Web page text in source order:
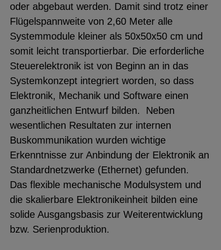
oder abgebaut werden. Damit sind trotz einer
Flügelspannweite von 2,60 Meter alle
Systemmodule kleiner als 50x50x50 cm und
somit leicht transportierbar. Die erforderliche
Steuerelektronik ist von Beginn an in das
Systemkonzept integriert worden, so dass
Elektronik, Mechanik und Software einen
ganzheitlichen Entwurf bilden. Neben
wesentlichen Resultaten zur internen
Buskommunikation wurden wichtige
Erkenntnisse zur Anbindung der Elektronik an
Standardnetzwerke (Ethernet) gefunden.
Das flexible mechanische Modulsystem und
die skalierbare Elektronikeinheit bilden eine
solide Ausgangsbasis zur Weiterentwicklung
bzw. Serienproduktion.